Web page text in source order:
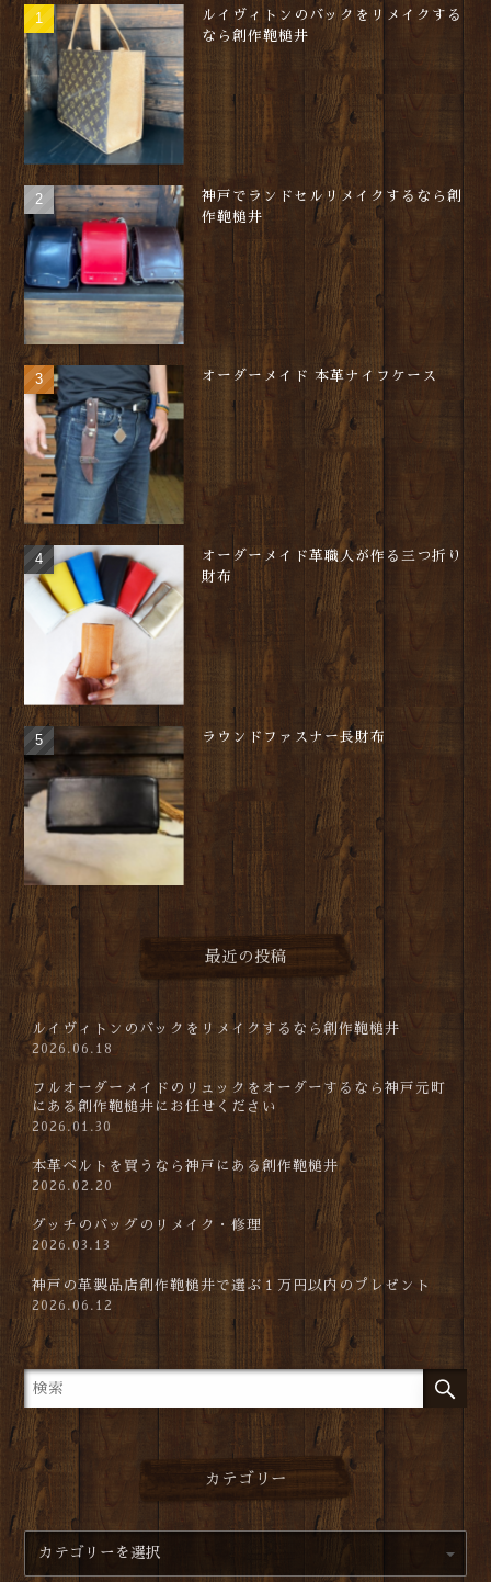
ルイヴィトンのバックをリメイクする
なら創作鞄槌井
神戸でランドセルリメイクするなら創
作鞄槌井
オーダーメイド 本革ナイフケース
オーダーメイド革職人が作る三つ折り
財布
ラウンドファスナー長財布
最近の投稿
ルイヴィトンのバックをリメイクするなら創作鞄槌井
2026.06.18
フルオーダーメイドのリュックをオーダーするなら神戸元町
にある創作鞄槌井にお任せください
2026.01.30
本革ベルトを買うなら神戸にある創作鞄槌井
2026.02.20
グッチのバッグのリメイク・修理
2026.03.13
神戸の革製品店創作鞄槌井で選ぶ１万円以内のプレゼント
2026.06.12
カテゴリー